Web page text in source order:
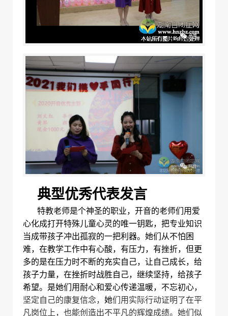
典型优秀代表发言
特教老师是个神圣的职业，开音的老师们用爱
心化成打开特殊儿童心灵的唯一钥匙，把专业知识
当成带孩子冲出孤寂的一把利器。她们从不怕困
难，在教学工作中有心酸，有压力，有挫折，但更
多的是在压力时不断的充实自己，让自己成长， 给
孩子力量，在挫折时战胜自己，继续坚持，给孩子
希望。 是她们用耐心和爱心传递温暖， 不忘初心，
坚定自己的康复信念， 她们用实际行动证明了在平
凡岗位上，也能创造出不平凡的辉煌成绩。 她们似